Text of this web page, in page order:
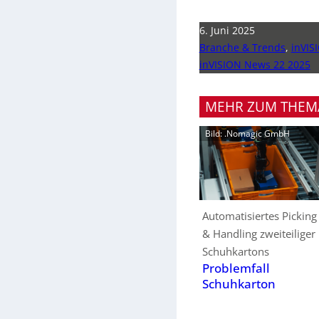
6. Juni 2025
Branche & Trends,
inVISION News 22 2025
MEHR ZUM
Bild: .Nomagic GmbH
Automatisiertes Picking
& Handling zweiteiliger
Schuhkartons
Problemfall
Schuhkarton